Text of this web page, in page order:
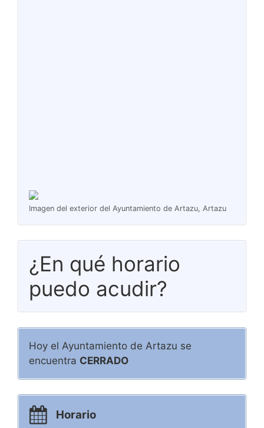
Imagen del exterior del Ayuntamiento de Artazu, Artazu
¿En qué horario
puedo acudir?
Hoy el Ayuntamiento de Artazu se
encuentra CERRADO
Horario